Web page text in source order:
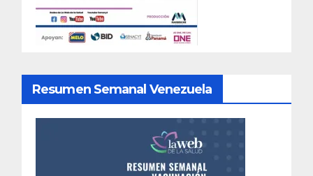
Resumen Semanal Venezuela